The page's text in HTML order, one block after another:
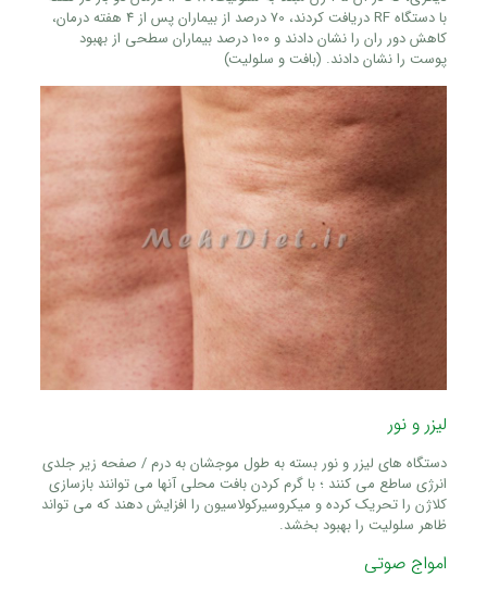
با دستگاه RF دریافت کردند، 70 درصد از بیماران پس از 4 هفته درمان،
کاهش دور ران را نشان دادند و 100 درصد بیماران سطحی از بهبود
پوست را نشان دادند. (بافت و سلولیت)
لیزر و نور
دستگاه های لیزر و نور بسته به طول موجشان به درم / صفحه زیر جلدی
انرژی ساطع می کنند ؛ با گرم کردن بافت محلی آنها می توانند بازسازی
کلاژن را تحریک کرده و میکروسیرکولاسیون را افزایش دهند که می تواند
ظاهر سلولیت را بهبود بخشد.
امواج صوتی